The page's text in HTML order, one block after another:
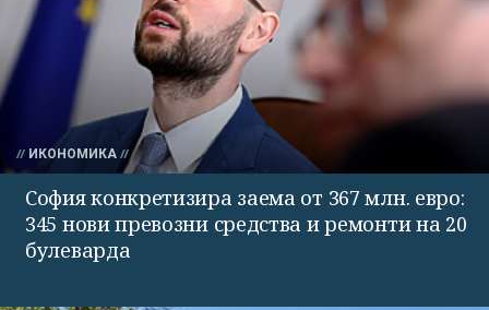
ИКОНОМИКА
София конкретизира заема от 367 млн. евро:
345 нови превозни средства и ремонти на 20
булеварда